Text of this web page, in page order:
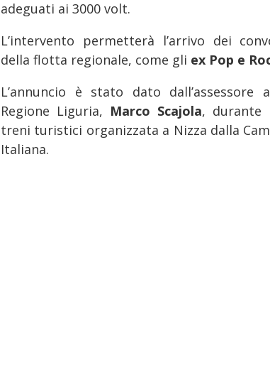
adeguati ai 3000 volt.
L’intervento permetterà l’arrivo dei
della flotta regionale, come gli ex Pop e
L’annuncio è stato dato dall’assessore
Regione Liguria, Marco Scajola, durante
treni turistici organizzata a Nizza dalla
Italiana.